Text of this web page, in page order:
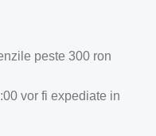
peste 300 ron
vor fi expediate in